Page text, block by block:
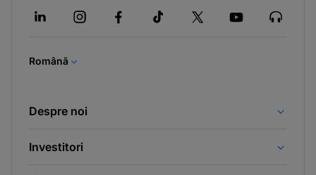
a
Română
Despre noi
Investitori